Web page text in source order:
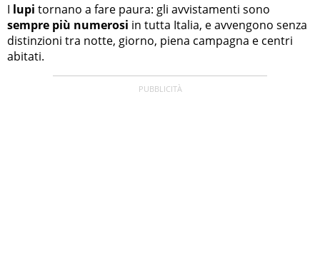
I lupi tornano a fare paura: gli avvistamenti sono
sempre più numerosi in tutta Italia, e avvengono senza
distinzioni tra notte, giorno, piena campagna e centri
abitati.